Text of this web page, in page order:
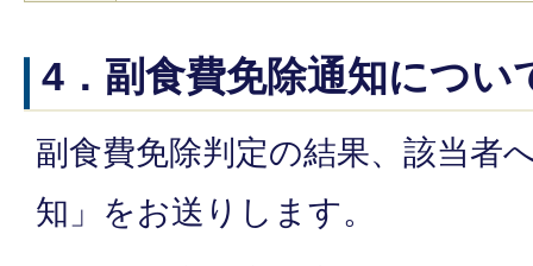
4．副食費免除通知につい
副食費免除判定の結果、該当者
知」をお送りします。